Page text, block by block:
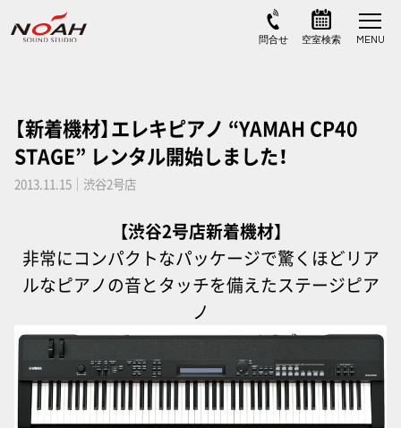
【新着機材】エレキピアノ “YAMAH CP40
STAGE” レンタル開始しました！
2013.11.15｜渋谷2号店
【渋谷2号店新着機材】
非常にコンパクトなパッケージで驚くほどリア
ルなピアノの音とタッチを備えたステージピア
ノ